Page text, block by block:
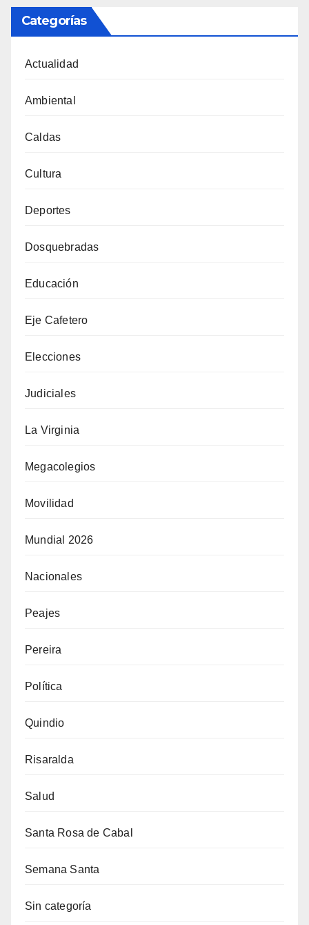
Categorías
Actualidad
Ambiental
Caldas
Cultura
Deportes
Dosquebradas
Educación
Eje Cafetero
Elecciones
Judiciales
La Virginia
Megacolegios
Movilidad
Mundial 2026
Nacionales
Peajes
Pereira
Política
Quindio
Risaralda
Salud
Santa Rosa de Cabal
Semana Santa
Sin categoría